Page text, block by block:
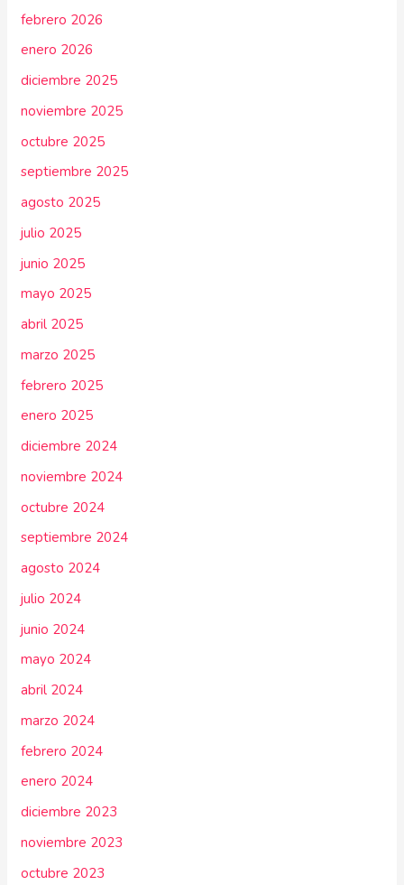
febrero 2026
enero 2026
diciembre 2025
noviembre 2025
octubre 2025
septiembre 2025
agosto 2025
julio 2025
junio 2025
mayo 2025
abril 2025
marzo 2025
febrero 2025
enero 2025
diciembre 2024
noviembre 2024
octubre 2024
septiembre 2024
agosto 2024
julio 2024
junio 2024
mayo 2024
abril 2024
marzo 2024
febrero 2024
enero 2024
diciembre 2023
noviembre 2023
octubre 2023